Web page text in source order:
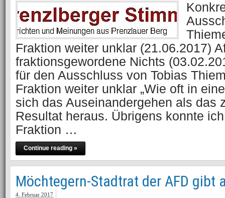
Fraktion weiter unklar (21.06.2017)
fraktionsgewordene Nichts
für den Ausschluss von Tobias
Fraktion weiter unklar „Wie oft in
sich das Auseinandergehen als das
Resultat heraus. Übrigens konnte
Fraktion …
Continue reading »
Möchtegern-Stadtrat der AFD gibt
4. Februar 2017